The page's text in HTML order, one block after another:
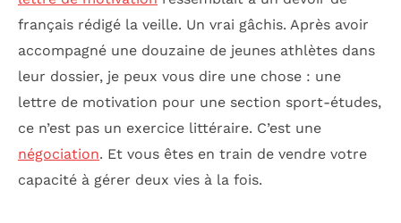
français rédigé la veille. Un vrai gâchis. Après avoir
accompagné une douzaine de jeunes athlètes dans
leur dossier, je peux vous dire une chose : une
lettre de motivation pour une section sport-études,
ce n’est pas un exercice littéraire. C’est une
négociation. Et vous êtes en train de vendre votre
capacité à gérer deux vies à la fois.